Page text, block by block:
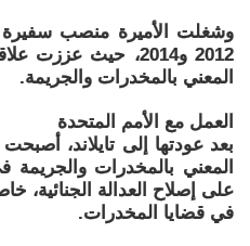
وشغلت الأميرة منصب سفيرة
2012 و2014، حيث
المعني بالمخدرات والجريمة.
العمل مع الأمم المتحدة
بعد عودتها إلى تايلاند،
المعني بالمخدرات
على إصلاح العدالة الجنائية،
في قضايا المخدرات.